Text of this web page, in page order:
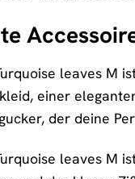
leaves M
einer
der deine
leaves M